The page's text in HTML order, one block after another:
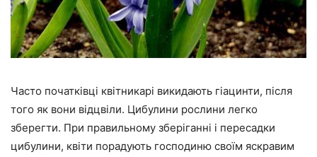
Часто початківці квітникарі викидають гіацинти, після
того як вони відцвіли. Цибулини рослини легко
зберегти. При правильному зберіганні і пересадки
цибулини, квіти порадують господиню своїм яскравим